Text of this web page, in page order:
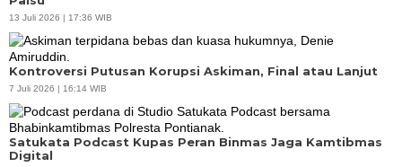
13 Juli 2026 | 17:36 WIB
Kontroversi Putusan Korupsi Askiman, Final atau Lanjut
7 Juli 2026 | 16:14 WIB
Satukata Podcast Kupas Peran Binmas Jaga Kamtibmas
Digital